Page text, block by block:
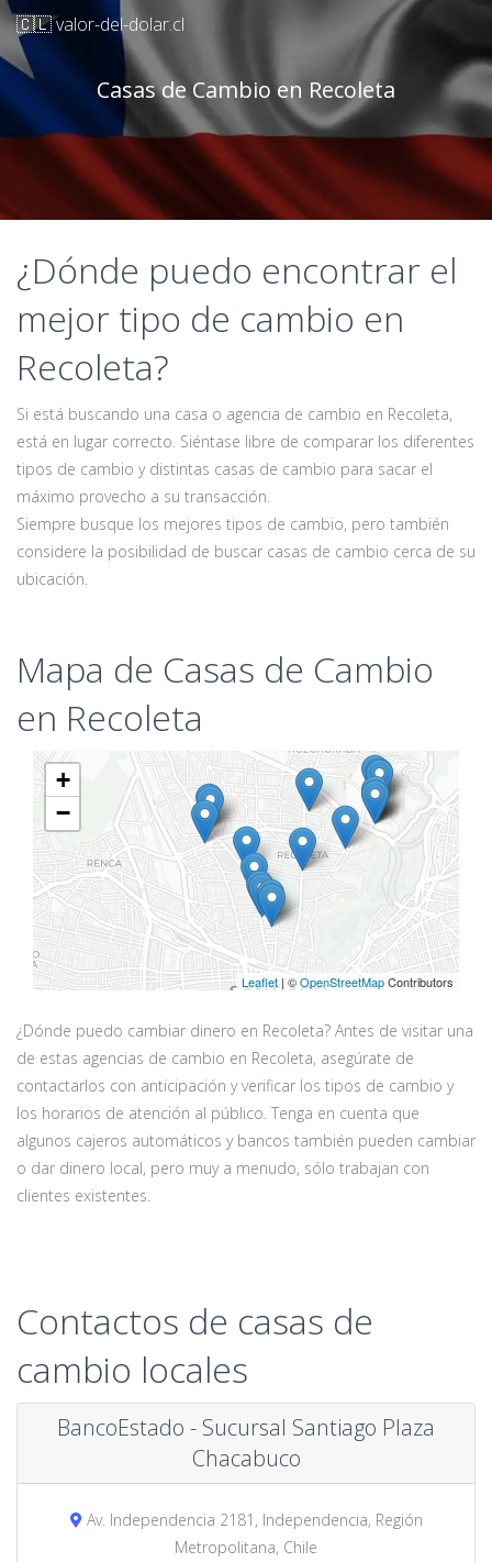
🇨🇱 valor-del-dolar.cl
Casas de Cambio en Recoleta
¿Dónde puedo encontrar el
mejor tipo de cambio en
Recoleta?
Si está buscando una casa o agencia de cambio en Recoleta,
está en lugar correcto. Siéntase libre de comparar los diferentes
tipos de cambio y distintas casas de cambio para sacar el
máximo provecho a su transacción.
Siempre busque los mejores tipos de cambio, pero también
considere la posibilidad de buscar casas de cambio cerca de su
ubicación.
Mapa de Casas de Cambio
en Recoleta
+
−
Leaflet| ©OpenStreetMapContributors
¿Dónde puedo cambiar dinero en Recoleta? Antes de visitar una
de estas agencias de cambio en Recoleta, asegúrate de
contactarlos con anticipación y verificar los tipos de cambio y
los horarios de atención al público. Tenga en cuenta que
algunos cajeros automáticos y bancos también pueden cambiar
o dar dinero local, pero muy a menudo, sólo trabajan con
clientes existentes.
Contactos de casas de
cambio locales
BancoEstado - Sucursal Santiago Plaza
Chacabuco
Av. Independencia 2181, Independencia, Región
Metropolitana, Chile